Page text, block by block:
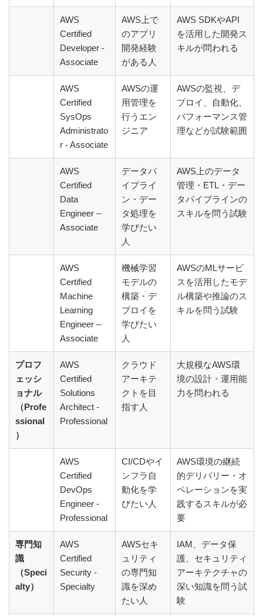
AWS
Certified
Developer -
Associate
AWS上で
のアプリ
開発経験
がある人
AWS SDKやAPI
を活用した開発ス
キルが問われる
AWS
Certified
SysOps
Administrato
r - Associate
AWSの運
用管理を
行うエン
ジニア
AWSの監視、デ
プロイ、自動化、
パフォーマンス管
理などが試験範囲
AWS
Certified
Data
Engineer –
Associate
データパ
イプライ
ン・デー
タ処理を
学びたい
人
AWS上のデータ
管理・ETL・デー
タパイプラインの
スキルを問う試験
AWS
Certified
Machine
Learning
Engineer –
Associate
機械学習
モデルの
構築・デ
プロイを
学びたい
人
AWSのMLサービ
スを活用したモデ
ル構築や推論のス
キルを問う試験
プロフ
ェッシ
ョナル
（Profe
ssional
）
AWS
Certified
Solutions
Architect -
Professional
クラウド
アーキテ
クトを目
指す人
大規模なAWS環
境の設計・運用能
力を問われる
AWS
Certified
DevOps
Engineer -
Professional
CI/CDやイ
ンフラ自
動化を学
びたい人
AWS環境の継続
的デリバリー・オ
ペレーションを実
践するスキルが必
要
専門知
識
（Speci
alty）
AWS
Certified
Security -
Specialty
AWSセキ
ュリティ
の専門知
識を深め
たい人
IAM、データ保
護、セキュリティ
アーキテクチャの
深い知識を問う試
験